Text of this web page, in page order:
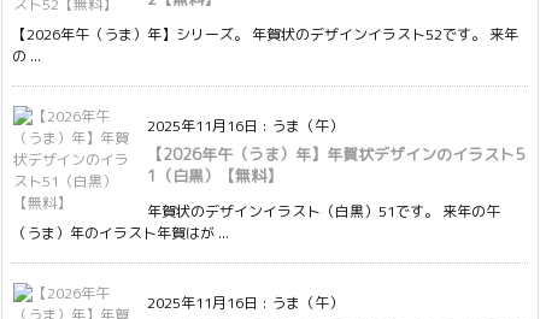
【2026年午（うま）年】シリーズ。 年賀状のデザインイラスト52です。 来年
の ...
2025年11月16日 : うま（午）
【2026年午（うま）年】年賀状デザインのイラスト5
1（白黒）【無料】
年賀状のデザインイラスト（白黒）51です。 来年の午
（うま）年のイラスト年賀はが ...
2025年11月16日 : うま（午）